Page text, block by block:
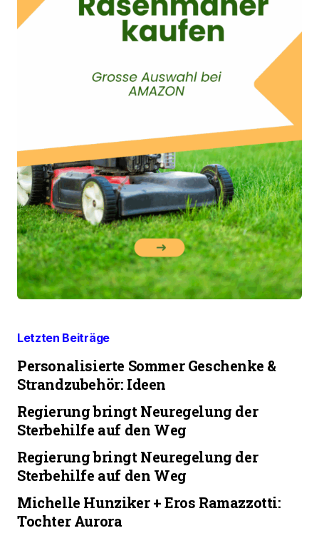
Letzten Beiträge
Personalisierte Sommer Geschenke &
Strandzubehör: Ideen
Regierung bringt Neuregelung der
Sterbehilfe auf den Weg
Regierung bringt Neuregelung der
Sterbehilfe auf den Weg
Michelle Hunziker + Eros Ramazzotti:
Tochter Aurora